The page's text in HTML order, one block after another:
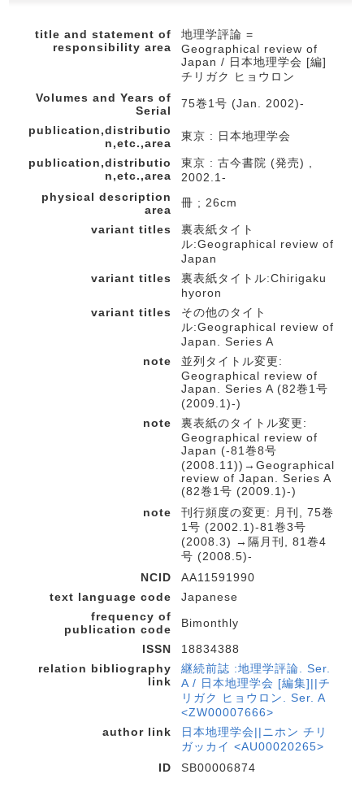
title and statement of
responsibility area
地理学評論 =
Geographical review of
Japan / 日本地理学会 [編]
チリガク ヒョウロン
Volumes and Years of
Serial
75巻1号 (Jan. 2002)-
publication,distributio
n,etc.,area
東京 : 日本地理学会
publication,distributio
n,etc.,area
東京 : 古今書院 (発売) ,
2002.1-
physical description
area
冊 ; 26cm
variant titles
裏表紙タイト
ル:Geographical review of
Japan
variant titles
裏表紙タイトル:Chirigaku
hyoron
variant titles
その他のタイト
ル:Geographical review of
Japan. Series A
note
並列タイトル変更:
Geographical review of
Japan. Series A (82巻1号
(2009.1)-)
note
裏表紙のタイトル変更:
Geographical review of
Japan (-81巻8号
(2008.11))→Geographical
review of Japan. Series A
(82巻1号 (2009.1)-)
note
刊行頻度の変更: 月刊, 75巻
1号 (2002.1)-81巻3号
(2008.3) →隔月刊, 81巻4
号 (2008.5)-
NCID
AA11591990
text language code
Japanese
frequency of
publication code
Bimonthly
ISSN
18834388
relation bibliography
link
継続前誌 :地理学評論. Ser.
A / 日本地理学会 [編集]||チ
リガク ヒョウロン. Ser. A
<ZW00007666>
author link
日本地理学会||ニホン チリ
ガッカイ <AU00020265>
ID
SB00006874